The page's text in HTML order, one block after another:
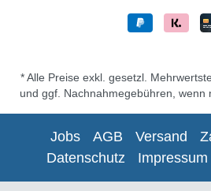
* Alle Preise exkl. gesetzl.
und ggf. Nachnahmegebühren, wenn
Jobs AGB Versand
Datenschutz
Impressum